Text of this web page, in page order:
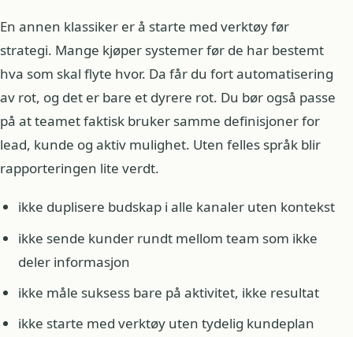
En annen klassiker er å starte med verktøy før
strategi. Mange kjøper systemer før de har bestemt
hva som skal flyte hvor. Da får du fort automatisering
av rot, og det er bare et dyrere rot. Du bør også passe
på at teamet faktisk bruker samme definisjoner for
lead, kunde og aktiv mulighet. Uten felles språk blir
rapporteringen lite verdt.
ikke duplisere budskap i alle kanaler uten kontekst
ikke sende kunder rundt mellom team som ikke
deler informasjon
ikke måle suksess bare på aktivitet, ikke resultat
ikke starte med verktøy uten tydelig kundeplan